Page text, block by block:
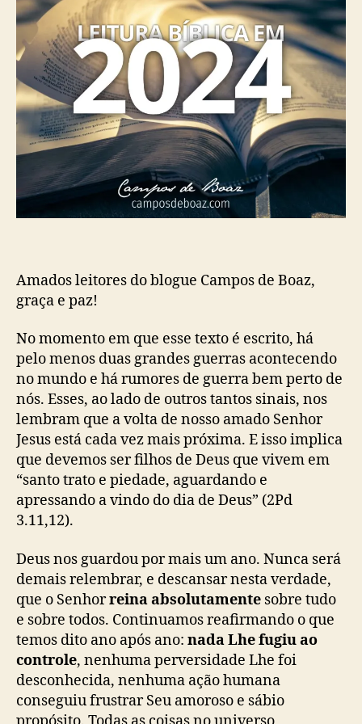
0
2
4
Amados leitores do blogue Campos de Boaz,
graça e paz!
No momento em que esse texto é escrito, há
pelo menos duas grandes guerras acontecendo
no mundo e há rumores de guerra bem perto de
nós. Esses, ao lado de outros tantos sinais, nos
lembram que a volta de nosso amado Senhor
Jesus está cada vez mais próxima. E isso implica
que devemos ser filhos de Deus que vivem em
“santo trato e piedade, aguardando e
apressando a vindo do dia de Deus” (2Pd
3.11,12).
Deus nos guardou por mais um ano. Nunca será
demais relembrar, e descansar nesta verdade,
que o Senhorreina absolutamente sobre tudo
e sobre todos. Continuamos reafirmando o que
temos dito ano após ano: nada Lhe fugiu ao
controle, nenhuma perversidade Lhe foi
desconhecida, nenhuma ação humana
conseguiu frustrar Seu amoroso e sábio